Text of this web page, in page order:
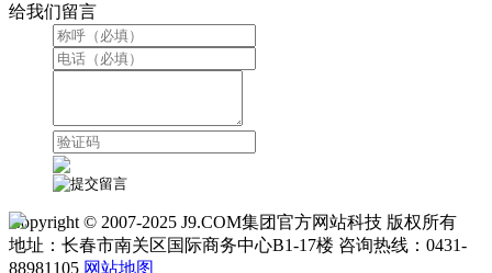
给我们留言
Copyright © 2007-2025 J9.COM集团官方网站科技 版权所有
地址：长春市南关区国际商务中心B1-17楼 咨询热线：0431-
88981105 网站地图